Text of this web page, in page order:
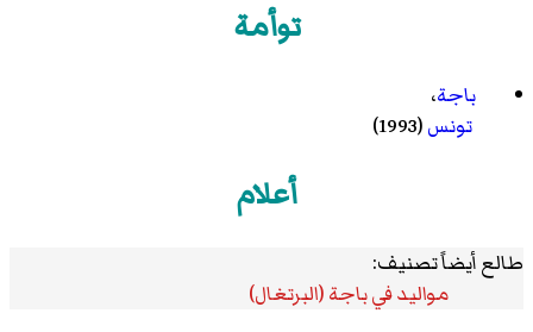
توأمة
باجة،
تونس(1993)
أعلام
طالع أيضاً تصنيف:
مواليد في باجة (البرتغال)